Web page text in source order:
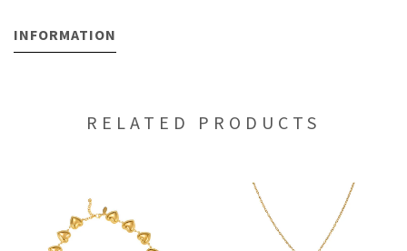
INFORMATION
RELATED PRODUCTS